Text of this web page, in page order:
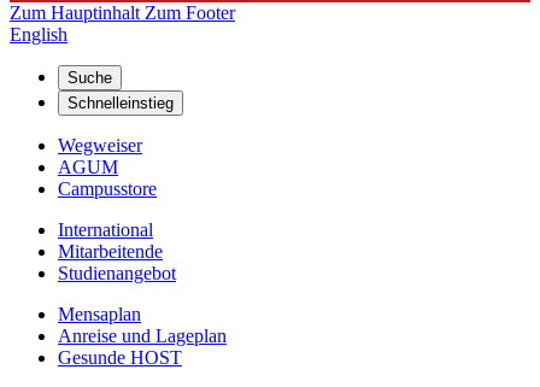
Zum HauptinhaltZum Footer
English
Suche
Schnelleinstieg
Wegweiser
AGUM
Campusstore
International
Mitarbeitende
Studienangebot
Mensaplan
Anreise und Lageplan
Gesunde HOST